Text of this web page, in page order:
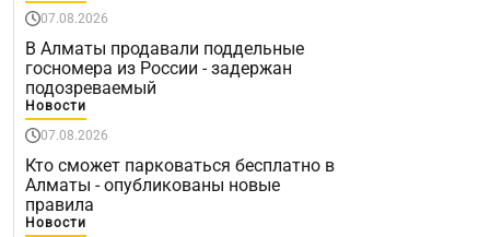
07.08.2026
В Алматы продавали поддельные
госномера из России - задержан
подозреваемый
Новости
07.08.2026
Кто сможет парковаться бесплатно в
Алматы - опубликованы новые
правила
Новости